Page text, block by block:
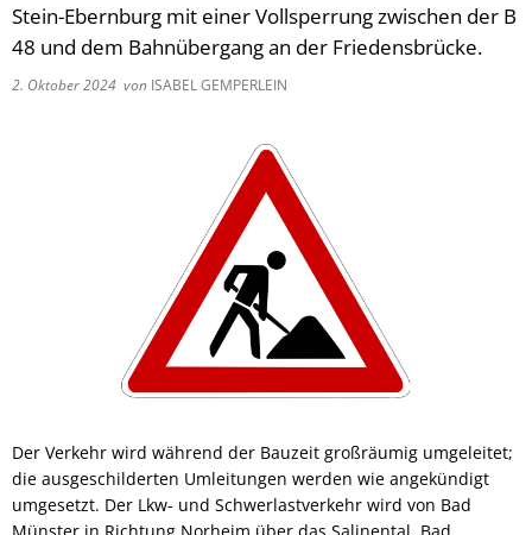
Stein-Ebernburg mit einer Vollsperrung zwischen der B
48 und dem Bahnübergang an der Friedensbrücke.
2. Oktober 2024 von ISABEL GEMPERLEIN
Der Verkehr wird während der Bauzeit großräumig umgeleitet;
die ausgeschilderten Umleitungen werden wie angekündigt
umgesetzt. Der Lkw- und Schwerlastverkehr wird von Bad
Münster in Richtung Norheim über das Salinental, Bad